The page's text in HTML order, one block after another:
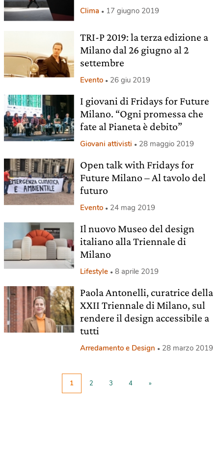
Clima 17 giugno 2019
TRI-P 2019: la terza edizione a
Milano dal 26 giugno al 2
settembre
Evento 26 giu 2019
I giovani di Fridays for Future
Milano. “Ogni promessa che
fate al Pianeta è debito”
Giovani attivisti 28 maggio 2019
Open talk with Fridays for
Future Milano – Al tavolo del
futuro
Evento 24 mag 2019
Il nuovo Museo del design
italiano alla Triennale di
Milano
Lifestyle 8 aprile 2019
Paola Antonelli, curatrice della
XXII Triennale di Milano, sul
rendere il design accessibile a
tutti
Arredamento e Design 28 marzo 2019
1 2 3 4 »